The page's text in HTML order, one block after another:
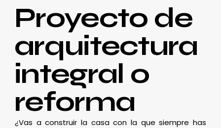
Proyecto de
arquitectura
integral o
reforma
¿Vas a construir la casa con la que siempre has